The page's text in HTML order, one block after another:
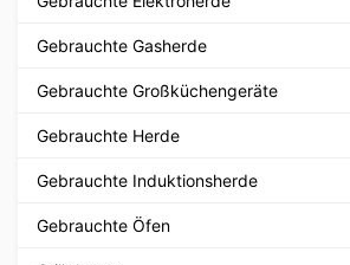
Gebrauchte Gasherde
Gebrauchte Großküchengeräte
Gebrauchte Herde
Gebrauchte Induktionsherde
Gebrauchte Öfen